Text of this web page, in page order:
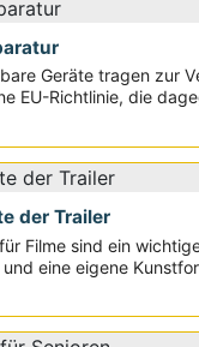
Geräte tragen zur
EU-Richtlinie, die
der Trailer
Filme sind ein
eine eigene